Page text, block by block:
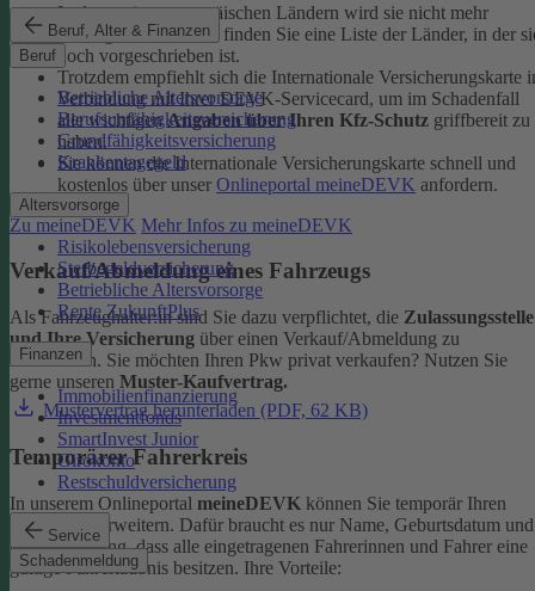
Beruf, Alter & Finanzen
Beruf
Betriebliche Altersvorsorge
Berufsunfähigkeitsversicherung
Grundfähigkeitsversicherung
Krankentagegeld
Altersvorsorge
Risikolebensversicherung
Sterbegeldversicherung
Betriebliche Altersvorsorge
Rente ZukunftPlus
Finanzen
Immobilienfinanzierung
Investmentfonds
SmartInvest Junior
Girokonto
Restschuldversicherung
Service
Schadenmeldung
In den meisten europäischen Ländern wird sie nicht mehr
verlangt. In denFAQ
finden Sie eine Liste der Länder, in der
noch vorgeschrieben ist.
Trotzdem empfiehlt sich die Internationale Versicherungskarte
Verbindung mit Ihrer DEVK-Servicecard, um im Schadenfall
alle wichtigenAngaben über Ihren Kfz-Schutz griffbereit zu
haben.
Sie können die Internationale Versicherungskarte schnell und
kostenlos über unser Onlineportal meineDEVK anfordern.
Zu meineDEVK Mehr Infos zu meineDEVK
Verkauf/Abmeldung eines Fahrzeugs
Als Fahrzeughalter:in sind Sie dazu verpflichtet, die Zulassungsstelle
und Ihre Versicherung über einen Verkauf/Abmeldung zu
informieren. Sie möchten Ihren Pkw privat verkaufen? Nutzen Sie
gerne unseren Muster-Kaufvertrag.
Mustervertrag herunterladen (PDF, 62 KB)
Temporärer Fahrerkreis
In unserem Onlineportal meineDEVK können Sie temporär Ihren
Fahrerkreis erweitern. Dafür braucht es nur Name, Geburtsdatum und
die Bestätigung, dass alle eingetragenen Fahrerinnen und Fahrer eine
gültige Fahrerlaubnis besitzen. Ihre Vorteile: